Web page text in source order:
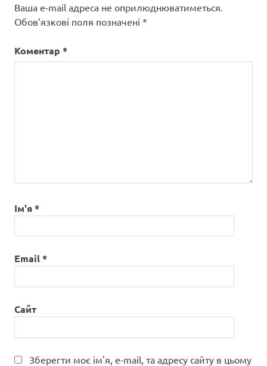
Ваша e-mail адреса не оприлюднюватиметься.
Обов’язкові поля позначені *
Коментар *
Ім'я*
Email*
Сайт
Зберегти моє ім'я, e-mail, та адресу сайту в цьому